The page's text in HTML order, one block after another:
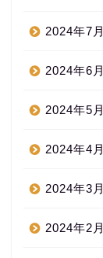
2024年7月
2024年6月
2024年5月
2024年4月
2024年3月
2024年2月